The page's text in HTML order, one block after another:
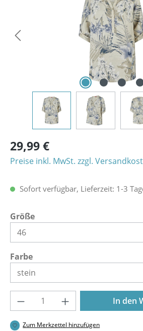
29,99 €
Preise inkl. MwSt. zzgl.
Sofort verfügbar, Lieferzeit: 1-3
Größeauswählen
Farbeauswählen
Produkt Anzahl: GibIn den
Zum Merkzettel hinzufügen